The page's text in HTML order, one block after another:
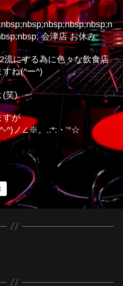
会津店 お休み
流にする為に色々な飲食店
ね(^ー^)
(笑)
すが
^)ノ∠※。.:*:・’°☆